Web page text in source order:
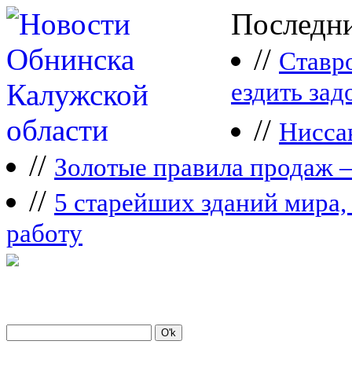
//
ездить
//
// Зoлoтые прaвилa продаж
// 5 старейших зданий мира,
работу